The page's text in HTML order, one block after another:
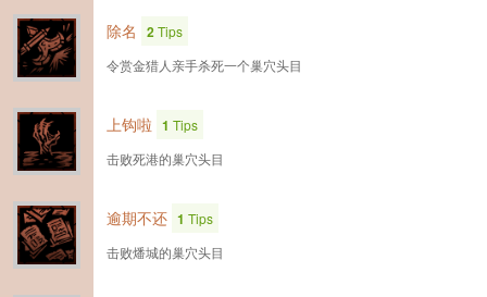
除名 2Tips
令赏金猎人亲手杀死一个巢穴头目
上钩啦 1 Tips
击败死港的巢穴头目
逾期不还 1 Tips
击败燔城的巢穴头目